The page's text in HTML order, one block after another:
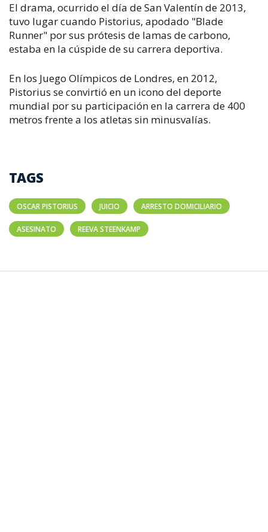
El drama, ocurrido el día de San Valentín de 2013,
tuvo lugar cuando Pistorius, apodado "Blade
Runner" por sus prótesis de lamas de carbono,
estaba en la cúspide de su carrera deportiva.
En los Juego Olímpicos de Londres, en 2012,
Pistorius se convirtió en un icono del deporte
mundial por su participación en la carrera de 400
metros frente a los atletas sin minusvalías.
TAGS
OSCAR PISTORIUS JUICIO ARRESTO DOMICILIARIO
ASESINATO REEVA STEENKAMP